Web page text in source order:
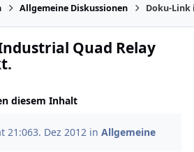
Allgemeine Diskussionen Doku-
Quad Relay
diesem Inhalt
21:063. Dez 2012 inAllgemeine